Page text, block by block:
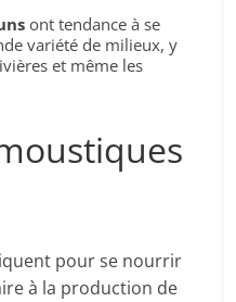
ont tendance à se
variété de milieux, y
et même les
pour se nourrir
à la production de